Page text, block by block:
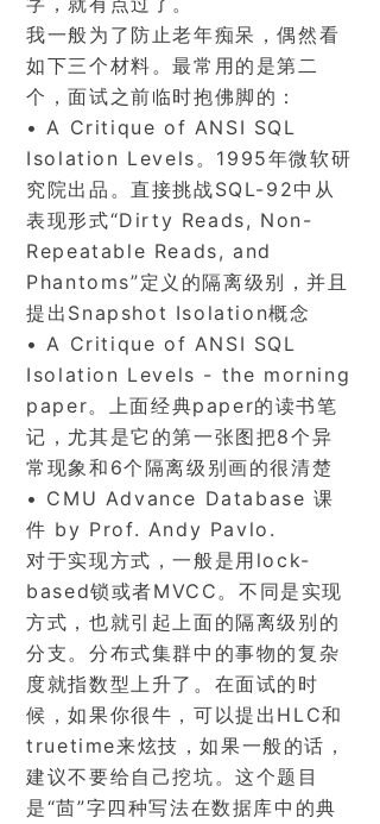
我一般为了防止老年痴呆，偶然看
如下三个材料。最常用的是第二
个，面试之前临时抱佛脚的：
• A Critique of ANSI SQL
Isolation Levels。1995年微软研
究院出品。直接挑战SQL-92中从
表现形式“Dirty Reads, Non-
Repeatable Reads, and
Phantoms”定义的隔离级别，并且
提出Snapshot Isolation概念
• A Critique of ANSI SQL
Isolation Levels - the morning
paper。上面经典paper的读书笔
记，尤其是它的第一张图把8个异
常现象和6个隔离级别画的很清楚
• CMU Advance Database 课
件 by Prof. Andy Pavlo.
对于实现方式，一般是用lock-
based锁或者MVCC。不同是实现
方式，也就引起上面的隔离级别的
分支。分布式集群中的事物的复杂
度就指数型上升了。在面试的时
候，如果你很牛，可以提出HLC和
truetime来炫技，如果一般的话，
建议不要给自己挖坑。这个题目
是“茴”字四种写法在数据库中的典